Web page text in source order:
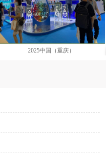
2025中国（重庆）